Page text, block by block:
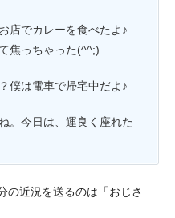
店でカレーを食べたよ♪
焦っちゃった(^^;)
僕は電車で帰宅中だよ♪
。今日は、運良く座れた
の近況を送るのは「おじさ